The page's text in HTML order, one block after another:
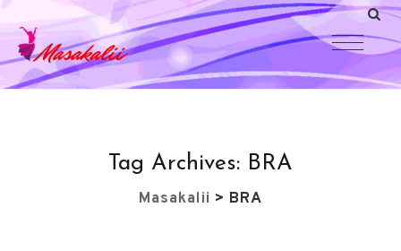
Tag Archives: BRA
Masakalii > BRA